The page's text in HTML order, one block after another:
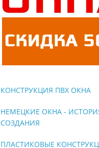
КОНСТРУКЦИЯ ПВХ ОКНА
НЕМЕЦКИЕ ОКНА -
СОЗДАНИЯ
ПЛАСТИКОВЫЕ